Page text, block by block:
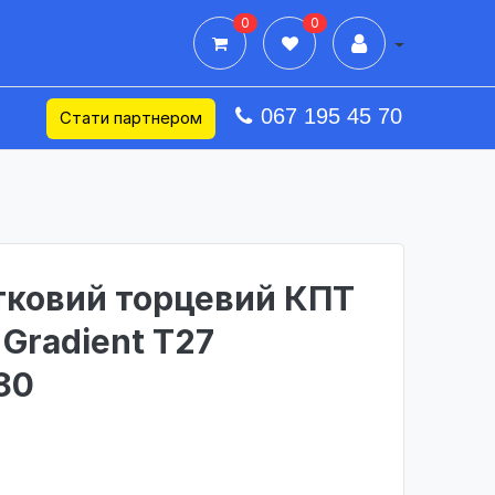
0 0
Стати партнером 067 195 45 70
торцевий КПТ
Т27